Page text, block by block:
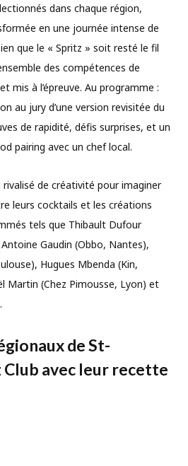
dans chaque région,
en une journée intense de
que le « Spritz » soit resté le fil
des compétences de
mis à l’épreuve. Au programme :
au jury d’une version revisitée du
de rapidité, défis surprises, et un
pairing avec un chef local.
de créativité pour imaginer
leurs cocktails et les créations
tels que Thibault Dufour
Gaudin (Obbo, Nantes),
Hugues Mbenda (Kin,
Martin (Chez Pimousse, Lyon) et
de St-
avec leur recette